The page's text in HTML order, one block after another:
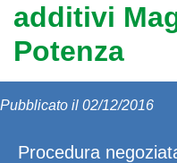
additivi
Potenza
Pubblicato il 02/12/2016
Procedura